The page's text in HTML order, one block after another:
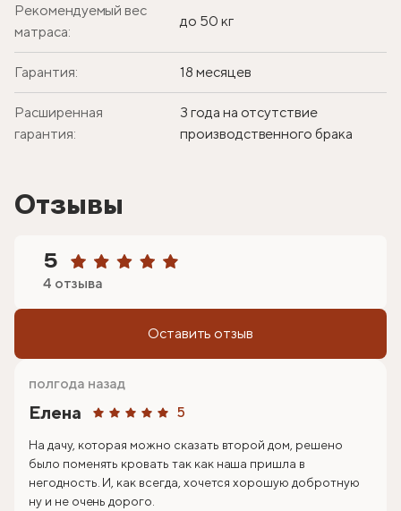
Рекомендуемый вес
матраса:
до 50 кг
Гарантия: 18 месяцев
Расширенная
гарантия:
3 года на отсутствие
производственного брака
Отзывы
5
4 отзыва
Оставить отзыв
Елена 5
полгода назад
На дачу, которая можно сказать второй дом, решено
было поменять кровать так как наша пришла в
негодность. И, как всегда, хочется хорошую добротную
ну и не очень дорого.